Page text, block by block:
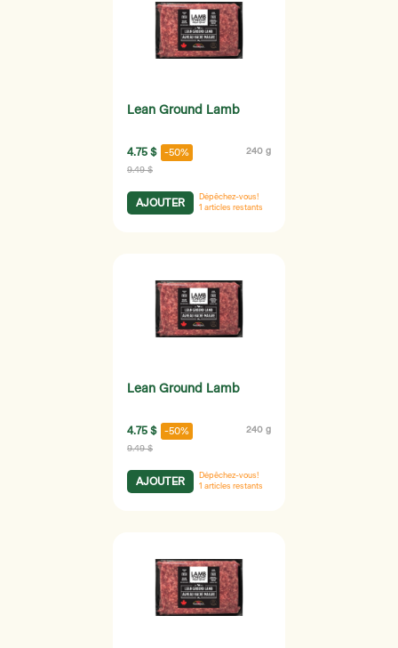
Lean Ground Lamb
4.75 $ -50% 240 g
9.49 $
AJOUTER
Dépêchez-vous!
1 articles restants
Lean Ground Lamb
4.75 $ -50% 240 g
9.49 $
AJOUTER
Dépêchez-vous!
1 articles restants